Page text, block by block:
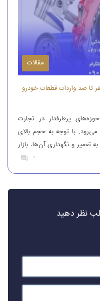
مقالات
تا صد واردات قطعات خودرو
پرطرفدار در تجارت
می‌رود. با توجه به حجم بالای
تعمیر و نگهداری آن‌ها، بازار
برخوردار بوده است. افرادی
باید […]
0
نظر دهید